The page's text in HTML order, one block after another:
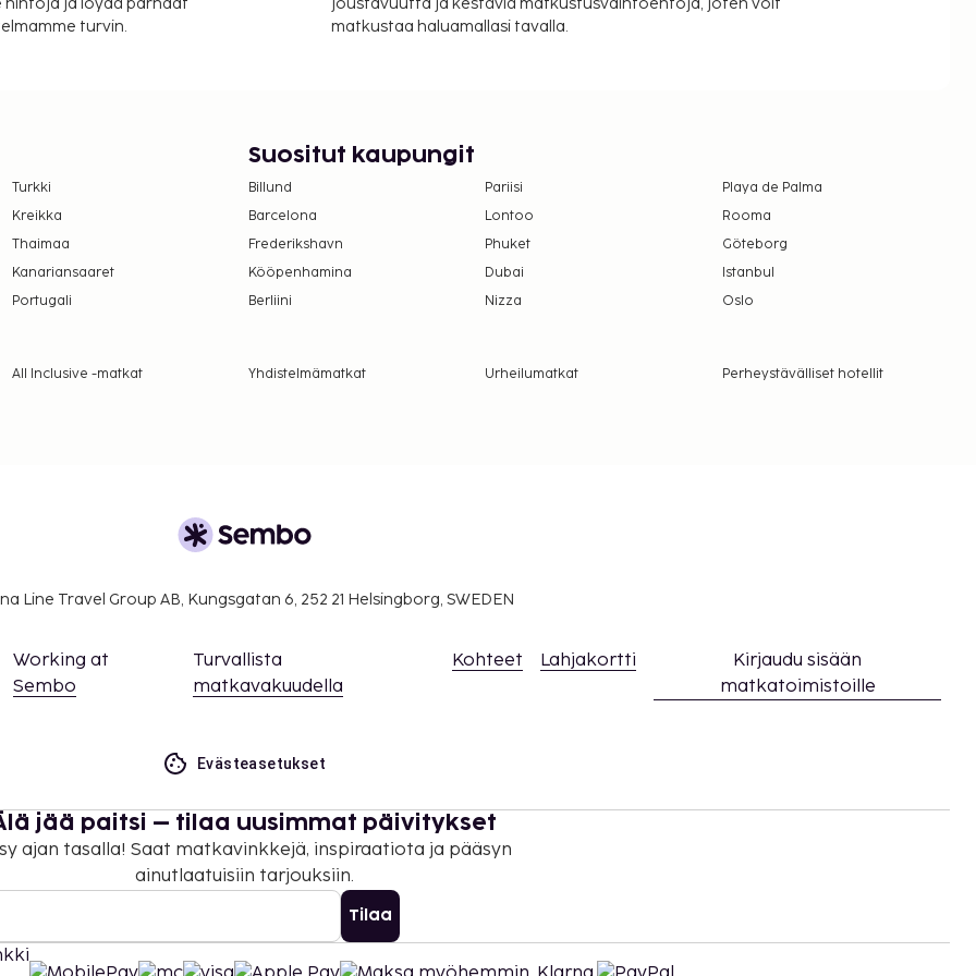
Tämän
nähtävyyksille
Tämä hotelli
nauttimalla
tarjoillaan päivittäin
on
50 EUR
eivät
voi tehdä ottamalla
soittamalla
uloskirjautuminen ovat
turvin.
matkustaa haluamallasi tavalla.
Turkki
Kreikka
Thaimaa
Kanariansaaret
Portugali
Suositut kaupungit
Billund Pariisi
Playa de Palma
Barcelona
Lontoo
Rooma
Frederikshavn
Phuket
Göteborg
Kööpenhamina
Dubai
Istanbul
Berliini
Nizza Oslo
All Inclusive -matkat Yhdistelmämatkat Urheilumatkat
Perheystävälliset hotellit
Line Travel Group AB, Kungsgatan 6, 252 21 Helsingborg, SWEDEN
Working at
Sembo
Turvallista
matkavakuudella
Kohteet Lahjakortti
Kirjaudu sisään
matkatoimistoille
Evästeasetukset
jää paitsi – tilaa uusimmat päivitykset
ajan tasalla! Saat matkavinkkejä, inspiraatiota ja pääsyn
ainutlaatuisiin tarjouksiin.
Tilaa